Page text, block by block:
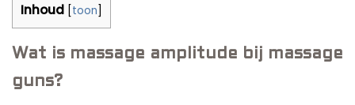
Inhoud [toon]
Wat is massage amplitude bij massage
guns?